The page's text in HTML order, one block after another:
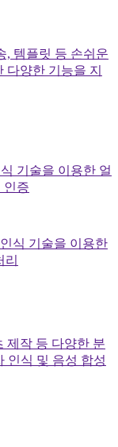
, 템플릿 등 손쉬운
다양한 기능을 지
기술을 이용한 얼
인증
식 기술을 이용한
리
제작 등 다양한 분
인식 및 음성 합성